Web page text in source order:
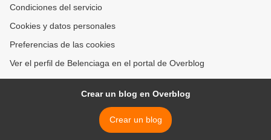
Condiciones del servicio
Cookies y datos personales
Preferencias de las cookies
Ver el perfil de Belenciaga en el portal de Overblog
Crear un blog en Overblog
Crear un blog